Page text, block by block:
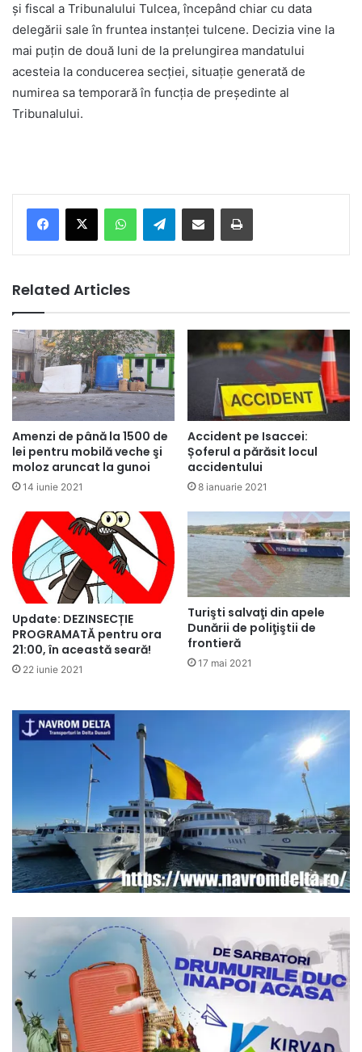
și fiscal a Tribunalului Tulcea, începând chiar cu data
delegării sale în fruntea instanței tulcene. Decizia vine la
mai puțin de două luni de la prelungirea mandatului
acesteia la conducerea secției, situație generată de
numirea sa temporară în funcția de președinte al
Tribunalului.
Telegram
Related Articles
Amenzi de până la 1500 de
lei pentru mobilă veche şi
moloz aruncat la gunoi
14 iunie 2021
Accident pe Isaccei:
Șoferul a părăsit locul
accidentului
8 ianuarie 2021
Update: DEZINSECȚIE
PROGRAMATĂ pentru ora
21:00, în această seară!
22 iunie 2021
Turişti salvaţi din apele
Dunării de poliţiştii de
frontieră
17 mai 2021